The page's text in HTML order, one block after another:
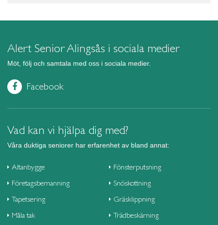
Alert Senior Alingsås i sociala medier
Möt, följ och samtala med oss i sociala medier.
Facebook
Vad kan vi hjälpa dig med?
Våra duktiga seniorer har erfarenhet av bland annat:
Altanbygge
Företagsbemanning
Tapetsering
Måla tak
Fönsterputsning
Snöskottning
Gräsklippning
Trädbeskärning